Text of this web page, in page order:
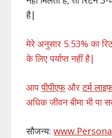
है|
मेरे अनुसार 5.53% का
के लिए पर्याप्त नहीं है|
आपपीपीएफऔरटर्म
अधिक जीवन बीमा भी पा
सौजन्य: